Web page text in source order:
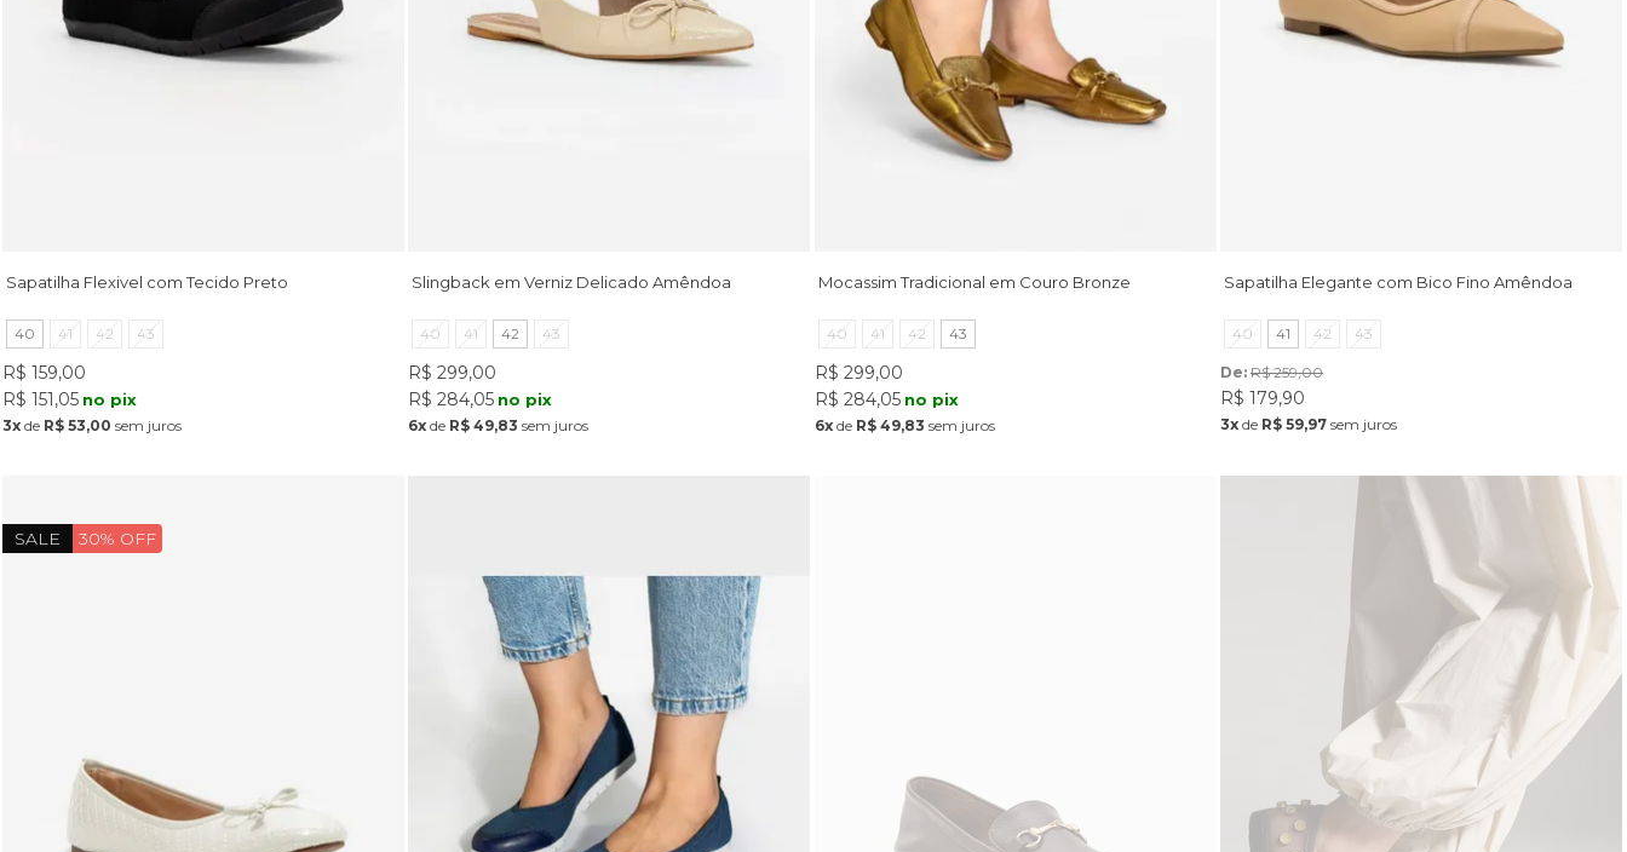
Sapatilha Flexivel com Tecido Preto
40 41 42 43
R$ 159,00
R$ 151,05 no pix
3xde R$ 53,00 sem juros
Slingback em Verniz Delicado Amêndoa
40 41 42 43
R$ 299,00
R$ 284,05 no pix
6x de R$ 49,83 sem juros
Mocassim Tradicional em Couro Bronze
40 41 42 43
R$ 299,00
R$ 284,05 no pix
6xde R$ 49,83 sem juros
Sapatilha Elegante com Bico Fino Amêndoa
40 41 42 43
De: R$ 259,00
R$ 179,90
3xde R$ 59,97sem juros
SALE 30% OFF